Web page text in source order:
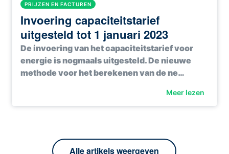
PRIJZEN EN FACTUREN
Invoering capaciteitstarief
uitgesteld tot 1 januari 2023
De invoering van het capaciteitstarief voor
energie is nogmaals uitgesteld. De nieuwe
methode voor het berekenen van de ne…
Meer lezen
Alle artikels weergeven